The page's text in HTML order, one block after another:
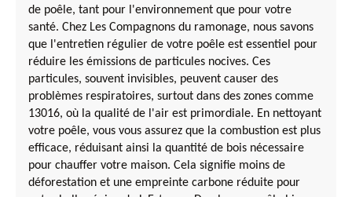
de poêle, tant pour l'environnement que pour votre
santé. Chez Les Compagnons du ramonage, nous savons
que l'entretien régulier de votre poêle est essentiel pour
réduire les émissions de particules nocives. Ces
particules, souvent invisibles, peuvent causer des
problèmes respiratoires, surtout dans des zones comme
13016, où la qualité de l'air est primordiale. En nettoyant
votre poêle, vous vous assurez que la combustion est plus
efficace, réduisant ainsi la quantité de bois nécessaire
pour chauffer votre maison. Cela signifie moins de
déforestation et une empreinte carbone réduite pour